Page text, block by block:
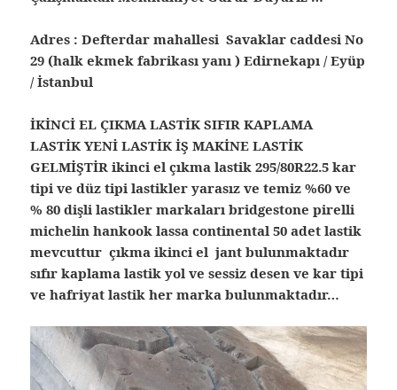
Adres : Defterdar mahallesi Savaklar caddesi No
29 (halk ekmek fabrikası yanı ) Edirnekapı / Eyüp
/ İstanbul
İKİNCİ EL ÇIKMA LASTİK SIFIR KAPLAMA
LASTİK YENİ LASTİK İŞ MAKİNE LASTİK
GELMİŞTİR ikinci el çıkma lastik 295/80R22.5 kar
tipi ve düz tipi lastikler yarasız ve temiz %60 ve
% 80 dişli lastikler markaları bridgestone pirelli
michelin hankook lassa continental 50 adet lastik
mevcuttur çıkma ikinci el jant bulunmaktadır
sıfır kaplama lastik yol ve sessiz desen ve kar tipi
ve hafriyat lastik her marka bulunmaktadır…